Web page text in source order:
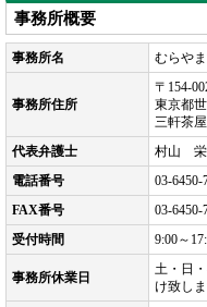
事務所概要
事務所名 むらや
事務所住所
〒154-
東京都
三軒茶
代表弁護士
村山
電話番号
03-6450-
FAX番号
03-6450-
受付時間
9:00～
事務所休業日
土・日
け致しま